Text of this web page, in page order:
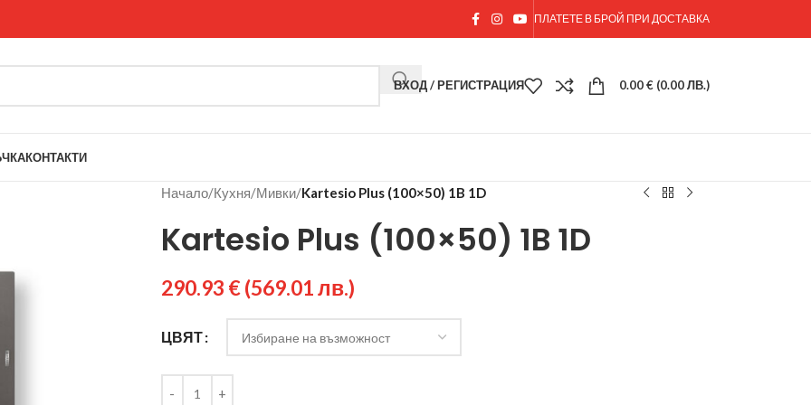
ПЛАТЕТЕ В БРОЙ ПРИ ДОСТАВКА
ВХОД / РЕГИСТРАЦИЯ 0.00€ (0.00 ЛВ.)
КОНТАКТИ
Начало/Кухня/Мивки/Kartesio Plus (100×50) 1B 1D
Kartesio Plus (100×50) 1B 1D
290.93 €(569.01 лв.)
ЦВЯТ